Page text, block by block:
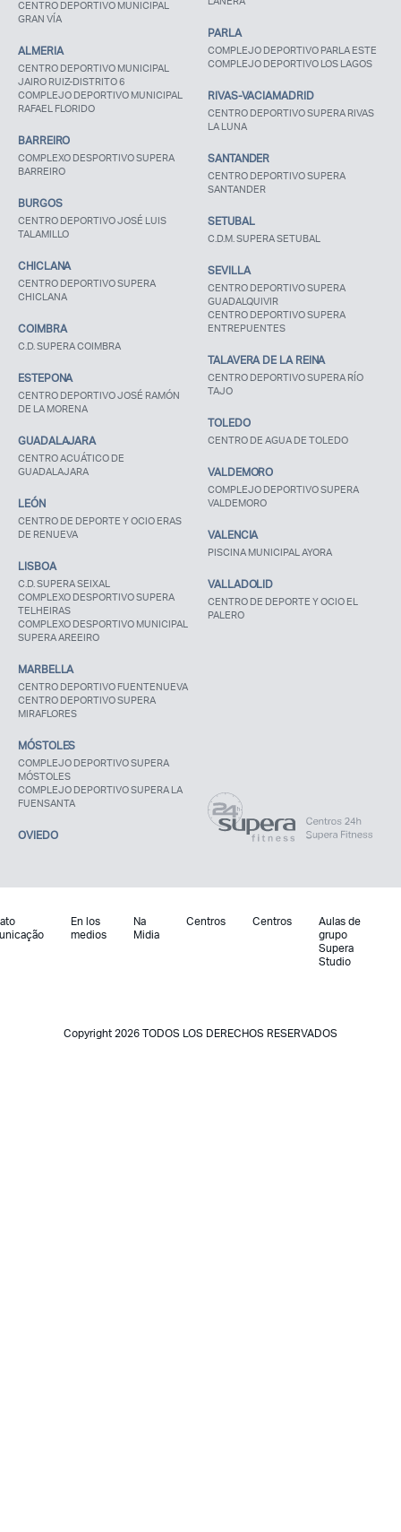
CENTRO DEPORTIVO MUNICIPAL
GRAN VÍA
ALMERIA
CENTRO DEPORTIVO MUNICIPAL
JAIRO RUIZ-DISTRITO 6
COMPLEJO DEPORTIVO MUNICIPAL
RAFAEL FLORIDO
BARREIRO
COMPLEXO DESPORTIVO SUPERA
BARREIRO
BURGOS
CENTRO DEPORTIVO JOSÉ LUIS
TALAMILLO
CHICLANA
CENTRO DEPORTIVO SUPERA
CHICLANA
COIMBRA
C.D. SUPERA COIMBRA
ESTEPONA
CENTRO DEPORTIVO JOSÉ RAMÓN
DE LA MORENA
GUADALAJARA
CENTRO ACUÁTICO DE
GUADALAJARA
LEÓN
CENTRO DE DEPORTE Y OCIO ERAS
DE RENUEVA
LISBOA
C.D. SUPERA SEIXAL
COMPLEXO DESPORTIVO SUPERA
TELHEIRAS
COMPLEXO DESPORTIVO MUNICIPAL
SUPERA AREEIRO
MARBELLA
CENTRO DEPORTIVO FUENTENUEVA
CENTRO DEPORTIVO SUPERA
MIRAFLORES
MÓSTOLES
COMPLEJO DEPORTIVO SUPERA
MÓSTOLES
COMPLEJO DEPORTIVO SUPERA LA
FUENSANTA
OVIEDO
PARLA
COMPLEJO DEPORTIVO PARLA ESTE
COMPLEJO DEPORTIVO LOS LAGOS
RIVAS-VACIAMADRID
CENTRO DEPORTIVO SUPERA RIVAS
LA LUNA
SANTANDER
CENTRO DEPORTIVO SUPERA
SANTANDER
SETUBAL
C.D.M. SUPERA SETUBAL
SEVILLA
CENTRO DEPORTIVO SUPERA
GUADALQUIVIR
CENTRO DEPORTIVO SUPERA
ENTREPUENTES
TALAVERA DE LA REINA
CENTRO DEPORTIVO SUPERA RÍO
TAJO
TOLEDO
CENTRO DE AGUA DE TOLEDO
VALDEMORO
COMPLEJO DEPORTIVO SUPERA
VALDEMORO
VALENCIA
PISCINA MUNICIPAL AYORA
VALLADOLID
CENTRO DE DEPORTE Y OCIO EL
PALERO
En los
medios
Na
Midia
Centros Centros
Aulas de
grupo
Supera
Studio
Copyright 2026 TODOS LOS DERECHOS RESERVADOS